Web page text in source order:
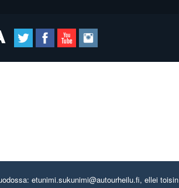
etunimi.sukunimi@autourheilu.fi, ellei toisin